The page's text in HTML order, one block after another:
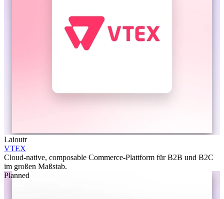
Laioutr
VTEX
Cloud-native, composable Commerce-Plattform für B2B und B2C
im großen Maßstab.
Planned